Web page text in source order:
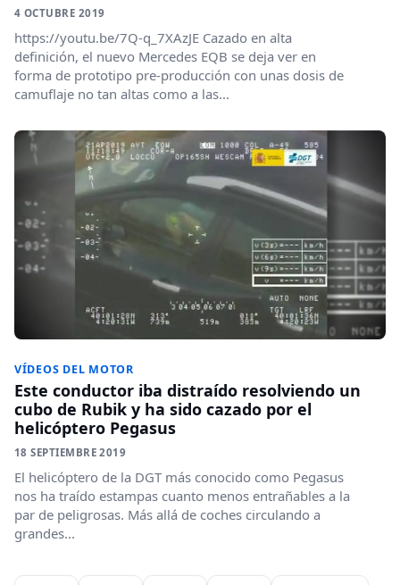
4 OCTUBRE 2019
https://youtu.be/7Q-q_7XAzJE Cazado en alta
definición, el nuevo Mercedes EQB se deja ver en
forma de prototipo pre-producción con unas dosis de
camuflaje no tan altas como a las...
VÍDEOS DEL MOTOR
Este conductor iba distraído resolviendo un
cubo de Rubik y ha sido cazado por el
helicóptero Pegasus
18 SEPTIEMBRE 2019
El helicóptero de la DGT más conocido como Pegasus
nos ha traído estampas cuanto menos entrañables a la
par de peligrosas. Más allá de coches circulando a
grandes...
Paginación de entradas